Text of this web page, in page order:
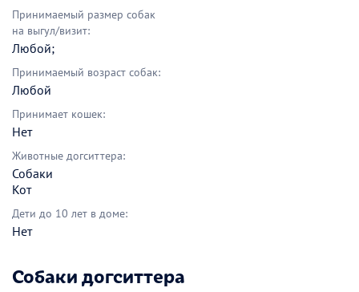
Принимаемый размер собак
на выгул/визит:
Любой;
Принимаемый возраст собак:
Любой
Принимает кошек:
Нет
Животные догситтера:
Собаки
Кот
Дети до 10 лет в доме:
Нет
Собаки догситтера